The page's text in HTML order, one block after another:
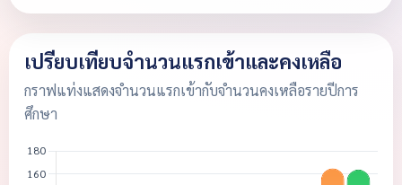
เปรียบเทียบจำนวนแรกเข้าและคงเหลือ
กราฟแท่งแสดงจำนวนแรกเข้ากับจำนวนคงเหลือรายปีการ
ศึกษา